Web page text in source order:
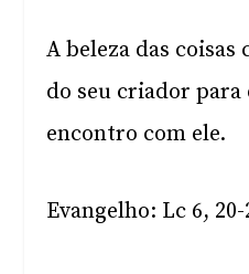
A beleza das
do seu criador para
encontro com ele.
Evangelho: Lc 6, 20-